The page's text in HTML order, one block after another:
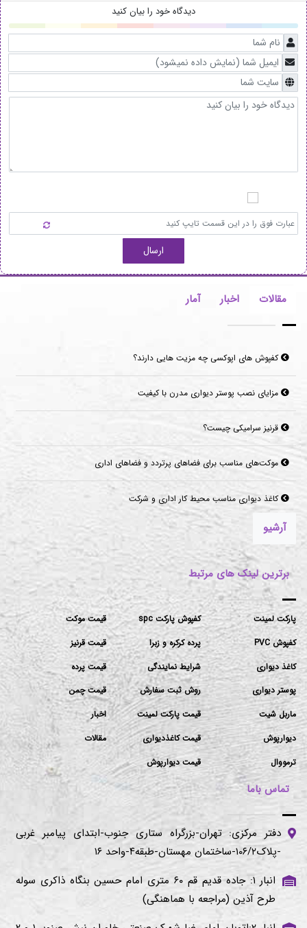
دیدگاه خود را بیان کنید
ارسال
مقالات اخبار آمار
کفپوش های اپوکسی چه مزیت هایی دارند؟
مزایای نصب پوستر دیواری مدرن با کیفیت
قرنیز سرامیکی چیست؟
موکت‌های مناسب برای فضاهای پرتردد و فضاهای اداری
کاغذ دیواری مناسب محیط کار اداری و شرکت
آرشیو
برترین لینک های مرتبط
پارکت لمینت
کفپوش PVC
کاغذ دیواری
پوستر دیواری
ماربل شیت
دیوارپوش
ترمووال
کفپوش پارکت spc
پرده کرکره و زبرا
شرایط نمایندگی
روش ثبت سفارش
قیمت پارکت لمینت
قیمت کاغذدیواری
قیمت دیوارپوش
قیمت موکت
قیمت قرنیز
قیمت پرده
قیمت چمن
اخبار
مقالات
تماس باما
دفتر مرکزی: تهران-بزرگراه ستاری جنوب-ابتدای پیامبر غربی
-پلاک۱۰۶/۲-ساختمان مهستان-طبقه۴-واحد ۱۶
انبار ۱: جاده قدیم قم ۶۰ متری امام حسین بنگاه ذاکری سوله
طرح آذین (مراجعه با هماهنگی)